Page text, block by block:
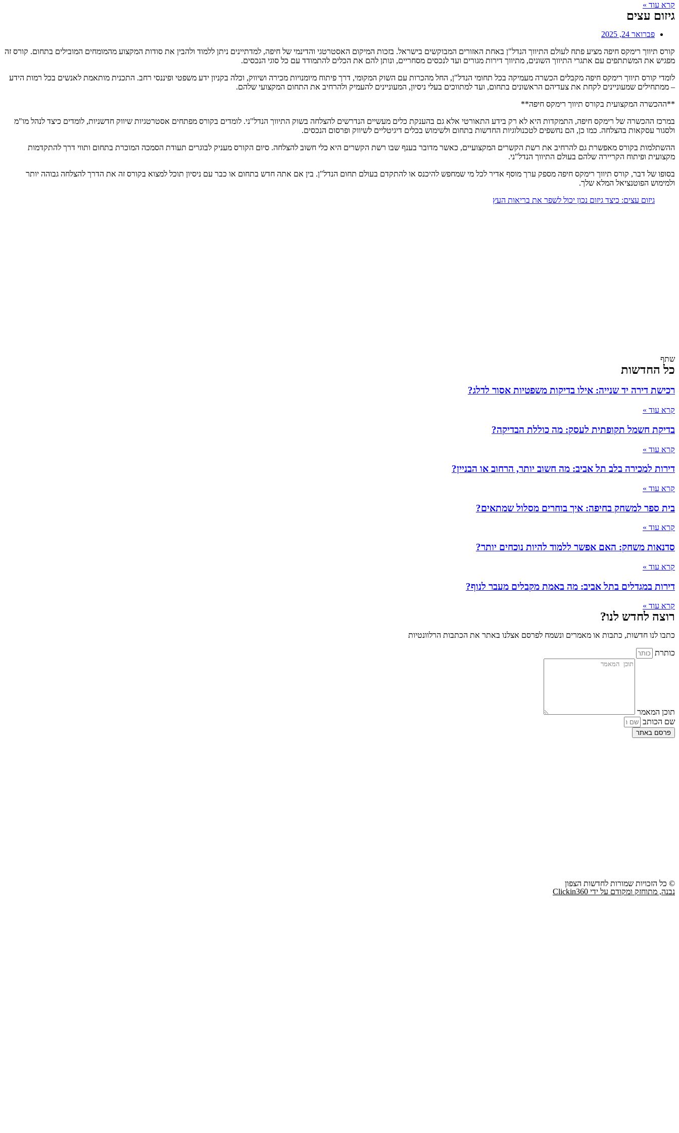
קרא עוד »
גיזום עצים
פברואר 24, 2025
קורס תיווך רימקס חיפה מציע פתח לעולם התיווך הנדל"ן באחת האזורים המבוקשים בישראל. בזכות המיקום האסטרטגי והדינמי של חיפה, למדתיינים ניתן ללמוד ולהבין את סודות המקצוע מהמומחים המובילים בתחום. קורס זה
מפגיש את המשתתפים עם אתגרי התיווך השונים, מתיווך דירות מגורים ועד לנכסים מסחריים, ונותן להם את הכלים להתמודד עם כל סוגי הנכסים.
לומדי קורס תיווך רימקס חיפה מקבלים הכשרה מעמיקה בכל תחומי הנדל"ן, החל מהכרות עם השוק המקומי, דרך פיתוח מיומנויות מכירה ושיווק, וכלה בקניון ידע משפטי ופיננסי רחב. התכנית מותאמת לאנשים בכל רמות הידע
– ממתחילים שמעוניינים לקחת את צעדיהם הראשונים בתחום, ועד למתווכים בעלי ניסיון, המעוניינים להעמיק ולהרחיב את התחום המקצועי שלהם.
**ההכשרה המקצועית בקורס תיווך רימקס חיפה**
במרכז ההכשרה של רימקס חיפה, התמקדות היא לא רק בידע התאורטי אלא גם בהענקת כלים מעשיים הנדרשים להצלחה בשוק התיווך הנדל"ני. לומדים בקורס מפתחים אסטרטגיות שיווק חדשניות, לומדים כיצד לנהל מו"מ
ולסגור עסקאות בהצלחה. כמו כן, הם נחשפים לטכנולוגיות החדשות בתחום ולשימוש בכלים דיגיטליים לשיווק ופרסום הנכסים.
ההשתלמות בקורס מאפשרת גם להרחיב את רשת הקשרים המקצועיים, כאשר מדובר בענף שבו רשת הקשרים היא כלי חשוב להצלחה. סיום הקורס מעניק לבוגרים תעודת הסמכה המוכרת בתחום ותווי דרך להתקדמות
מקצועית ופיתוח הקריירה שלהם בעולם התיווך הנדל"ני.
בסופו של דבר, קורס תיווך רימקס חיפה מספק ערך מוסף אדיר לכל מי שמחפש להיכנס או להתקדם בעולם תחום הנדל"ן. בין אם אתה חדש בתחום או כבר עם ניסיון תוכל למצוא בקורס זה את הדרך להצלחה גבוהה יותר
ולמימוש הפוטנציאל המלא שלך.
גיזום עצים: כיצד גיזום נכון יכול לשפר את בריאות העץ
שתף
כל החדשות
רכישת דירה יד שנייה: אילו בדיקות משפטיות אסור לדלג?
קרא עוד »
בדיקת חשמל תקופתית לעסק: מה כוללת הבדיקה?
קרא עוד »
דירות למכירה בלב תל אביב: מה חשוב יותר, הרחוב או הבניין?
קרא עוד »
בית ספר למשחק בחיפה: איך בוחרים מסלול שמתאים?
קרא עוד »
סדנאות משחק: האם אפשר ללמוד להיות נוכחים יותר?
קרא עוד »
דירות במגדלים בתל אביב: מה באמת מקבלים מעבר לנוף?
קרא עוד »
רוצה לחדש לנו?
כתבו לנו חדשות, כתבות או מאמרים ונשמח לפרסם אצלנו באתר את הכתבות הרלוונטיות
כותרת
תוכן המאמר
שם הכותב
פרסם באתר
© כל הזכויות שמורות לחדשות הצפון
נבנה, מתוחזק ומקודם על ידי Clickin360